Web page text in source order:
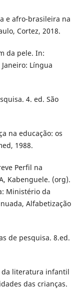
e afro-brasileira na
Cortez, 2018.
da pele. In:
Janeiro: Língua
4. ed. São
na educação: os
1988.
Perfil na
Kabenguele. (org).
Ministério da
Alfabetização
de pesquisa. 8.ed.
da literatura infantil
das crianças.